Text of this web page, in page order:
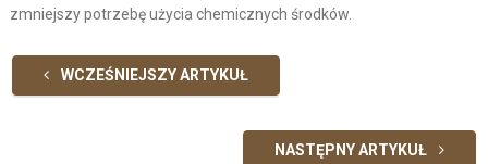
zmniejszy potrzebę użycia chemicznych środków.
WCZEŚNIEJSZY ARTYKUŁ
NASTĘPNY ARTYKUŁ